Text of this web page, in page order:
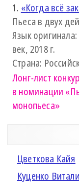
1. «Когда всё
Пьеса в двух
Язык
век, 2018 г.
Страна:
Лонг-лист
в номинации
монопьеса»
Цветкова Кайя
Куценко